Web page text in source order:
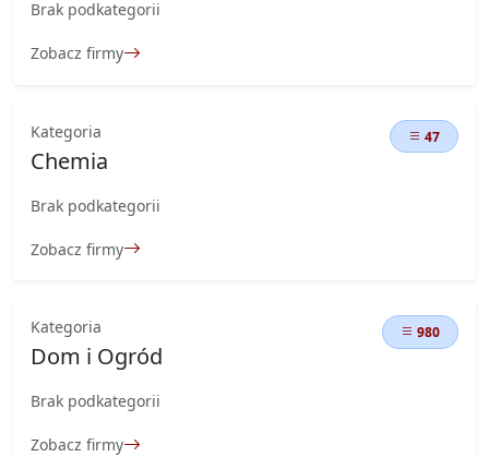
Brak podkategorii
Zobacz firmy
Kategoria
Chemia
47
Brak podkategorii
Zobacz firmy
Kategoria
Dom i Ogród
980
Brak podkategorii
Zobacz firmy